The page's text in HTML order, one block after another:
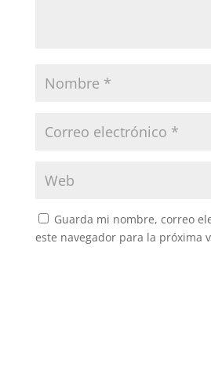
Guarda mi nombre, correo
este navegador para la próxima